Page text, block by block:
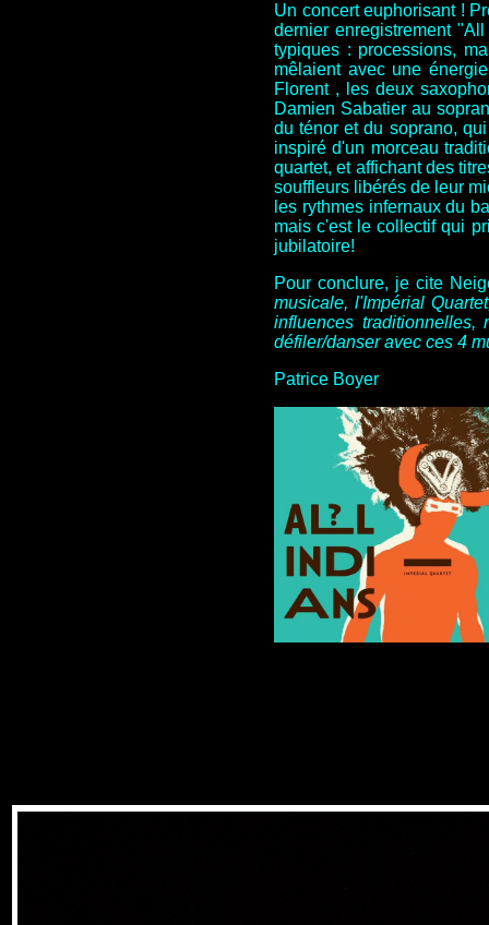
Un concert euphorisant !
dernier enregistrement
typiques : processions,
mêlaient avec une
Florent , les deux
Damien Sabatier au
du ténor et du soprano,
inspiré d'un morceau
quartet, et affichant des
souffleurs libérés de leur
les rythmes infernaux du
mais c'est le collectif qui
jubilatoire!
Pour conclure, je cite
musicale, l'Impérial
influences
défiler/danser avec ces 4
Patrice Boyer